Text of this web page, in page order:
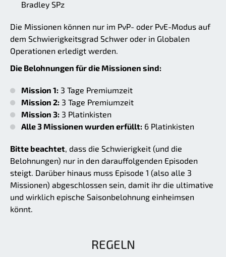
Bradley SPz
Die Missionen können nur im PvP- oder PvE-Modus auf
dem Schwierigkeitsgrad Schwer oder in Globalen
Operationen erledigt werden.
Die Belohnungen für die Missionen sind:
Mission 1: 3 Tage Premiumzeit
Mission 2: 3 Tage Premiumzeit
Mission 3: 3 Platinkisten
Alle 3 Missionen wurden erfüllt: 6 Platinkisten
Bitte beachtet , dass die Schwierigkeit (und die
Belohnungen) nur in den darauffolgenden Episoden
steigt. Darüber hinaus muss Episode 1 (also alle 3
Missionen) abgeschlossen sein, damit ihr die ultimative
und wirklich epische Saisonbelohnung einheimsen
könnt.
REGELN